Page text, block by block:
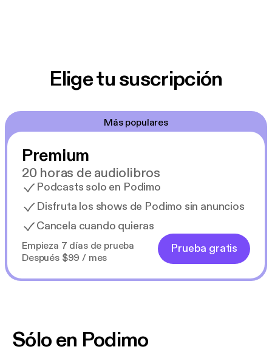
Elige tu suscripción
Más populares
Premium
20 horas de audiolibros
Podcasts solo en Podimo
Disfruta los shows de Podimo sin anuncios
Cancela cuando quieras
Empieza 7 días de prueba
Después $99 / mes
Prueba gratis
Sólo en Podimo